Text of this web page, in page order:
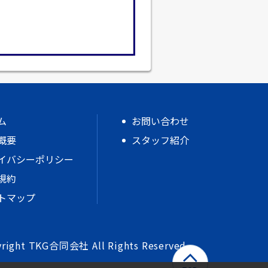
要
バシーポリシー
約
マップ
お問い合わせ
スタッフ紹介
TKG合同会社 All Rights Reserved.